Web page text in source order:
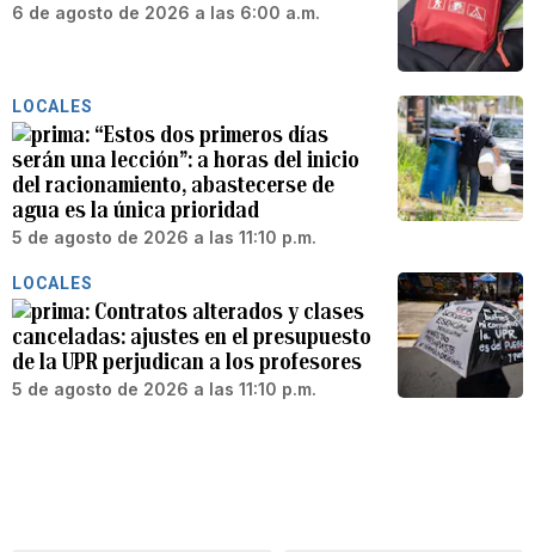
6 de agosto de 2026 a las 6:00 a.m.
LOCALES
“Estos dos primeros días
serán una lección”: a horas del inicio
del racionamiento, abastecerse de
agua es la única prioridad
5 de agosto de 2026 a las 11:10 p.m.
LOCALES
Contratos alterados y clases
canceladas: ajustes en el presupuesto
de la UPR perjudican a los profesores
5 de agosto de 2026 a las 11:10 p.m.